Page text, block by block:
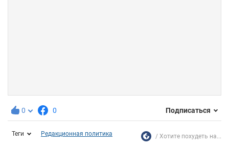
0 0 Подписаться
Теги Редакционная политика Хотите похудеть на...